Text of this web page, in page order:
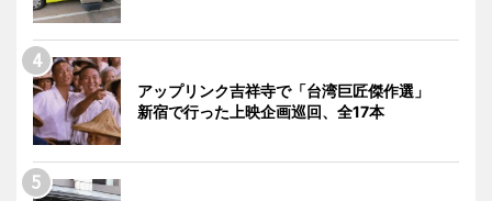
アップリンク吉祥寺で「台湾巨匠傑作選」
新宿で行った上映企画巡回、全17本